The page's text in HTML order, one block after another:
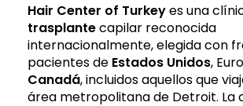
Hair Center of Turkeyes una
trasplantecapilar reconocida
internacionalmente, elegida con
pacientes de Estados Unidos,
Canadá, incluidos aquellos que
área metropolitana de Detroit. La